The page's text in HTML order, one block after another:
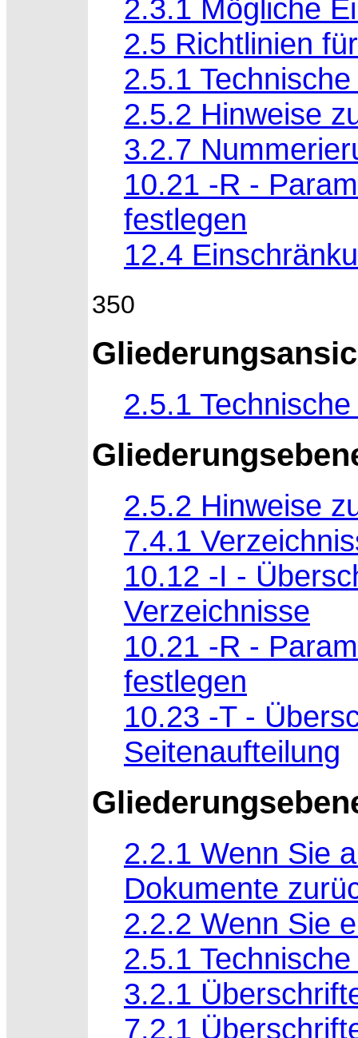
2.3.1 Mögliche
2.5 Richtlinien
2.5.1
2.5.2 Hinweise
3.2.7
10.21 -R -
festlegen
12.4
350
2.5.1
2.5.2 Hinweise
7.4.1
10.12 -I -
Verzeichnisse
10.21 -R -
festlegen
10.23 -T -
Seitenaufteilung
2.2.1 Wenn Sie
Dokumente
2.2.2 Wenn Sie
2.5.1
3.2.1
7.2.1